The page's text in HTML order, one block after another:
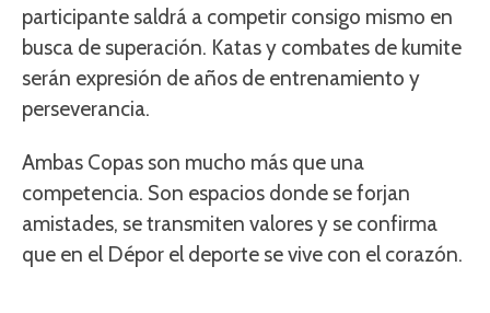
participante saldrá a competir consigo mismo en
busca de superación. Katas y combates de kumite
serán expresión de años de entrenamiento y
perseverancia.
Ambas Copas son mucho más que una
competencia. Son espacios donde se forjan
amistades, se transmiten valores y se confirma
que en el Dépor el deporte se vive con el corazón.